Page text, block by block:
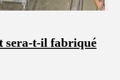
sera-t-il fabriqué